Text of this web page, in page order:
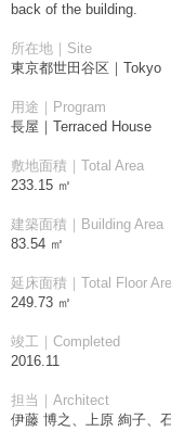
back of the building.
所在地｜Site
東京都世田谷区｜Tokyo
用途｜Program
長屋｜Terraced House
敷地面積｜Total Area
233.15 ㎡
建築面積｜Building Area
83.54 ㎡
延床面積｜Total Floor
249.73 ㎡
竣工｜Completed
2016.11
担当｜Architect
伊藤 博之、上原 絢子、